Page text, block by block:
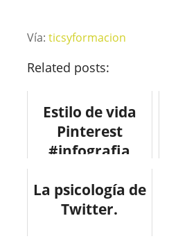
Vía: ticsyformacion
Related posts:
Estilo de vida
Pinterest
#infografia
#socialmedia
#pinterest
La psicología de
Twitter.